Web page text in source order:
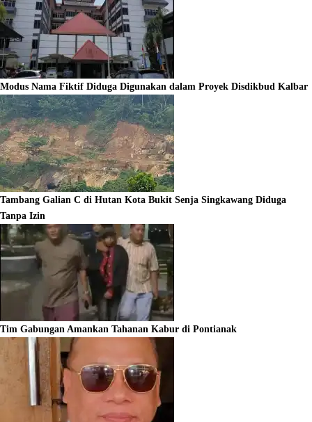
Modus Nama Fiktif Diduga Digunakan dalam Proyek Disdikbud Kalbar
Tambang Galian C di Hutan Kota Bukit Senja Singkawang Diduga
Tanpa Izin
Tim Gabungan Amankan Tahanan Kabur di Pontianak